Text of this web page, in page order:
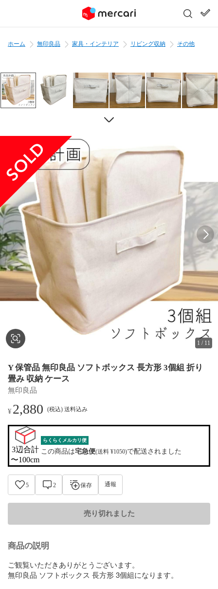
ホーム 無印良品 家具・インテリア リビング収納 その他
1 / 11
Y 保管品 無印良品 ソフトボックス 長方形 3個組 折り
畳み 収納 ケース
無印良品
¥2,880 (税込) 送料込み
3辺合計
〜100cm
らくらくメルカリ便
この商品は宅急便(送料 ¥1050)で配送されました
5 2 保存 通報
売り切れました
商品の説明
ご観覧いただきありがとうございます。
無印良品 ソフトボックス 長方形 3個組になります。